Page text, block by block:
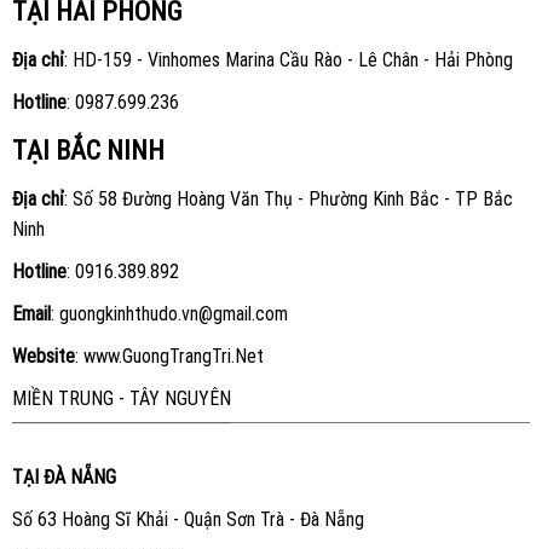
TẠI HẢI PHÒNG
Địa chỉ: HD-159 - Vinhomes Marina Cầu Rào - Lê Chân - Hải Phòng
Hotline: 0987.699.236
TẠI BẮC NINH
Địa chỉ: Số 58 Đường Hoàng Văn Thụ - Phường Kinh Bắc - TP Bắc
Ninh
Hotline: 0916.389.892
Email: guongkinhthudo.vn@gmail.com
Website: www.GuongTrangTri.Net
MIỀN TRUNG - TÂY NGUYÊN
TẠI ĐÀ NẴNG
Số 63 Hoàng Sĩ Khải - Quận Sơn Trà - Đà Nẵng